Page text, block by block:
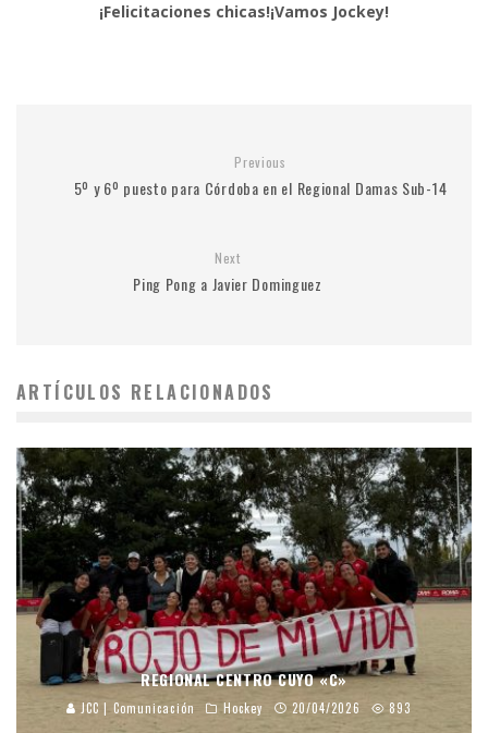
¡Felicitaciones chicas!¡Vamos Jockey!
Previous
5º y 6º puesto para Córdoba en el Regional Damas Sub-14
Next
Ping Pong a Javier Dominguez
ARTÍCULOS RELACIONADOS
REGIONAL CENTRO CUYO «C»
JCC | Comunicación Hockey 20/04/2026 893